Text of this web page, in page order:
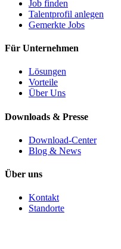
Job finden
Talentprofil anlegen
Gemerkte Jobs
Für Unternehmen
Lösungen
Vorteile
Über Uns
Downloads & Presse
Download-Center
Blog & News
Über uns
Kontakt
Standorte